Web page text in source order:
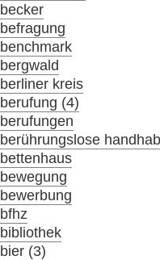
becker
befragung
benchmark
bergwald
berliner kreis
berufung (4)
berufungen
berührungslose
bettenhaus
bewegung
bewerbung
bfhz
bibliothek
bier (3)